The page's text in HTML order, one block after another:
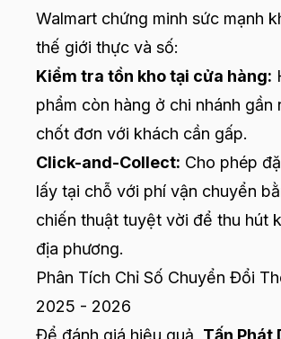
Walmart chứng minh sức mạnh
thế giới thực và số:
Kiểm tra tồn kho tại cửa hàng:
phẩm còn hàng ở chi nhánh gần
chốt đơn với khách cần gấp.
Click-and-Collect: Cho phép
lấy tại chỗ với phí vận chuyển
chiến thuật tuyệt vời để thu hút
địa phương.
Phân Tích Chỉ Số Chuyển Đổi
2025 - 2026
Để đánh giá hiệu quả, Tấn Phát